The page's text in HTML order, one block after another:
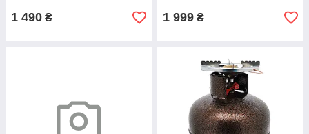
1 490 ₴ 1 999 ₴